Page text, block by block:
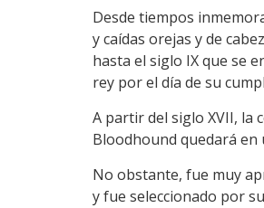
Desde tiempos
y caídas orejas y de
hasta el siglo IX que se
rey por el día de su
A partir del siglo XVII, la
Bloodhound quedará en
No obstante, fue muy
y fue seleccionado por